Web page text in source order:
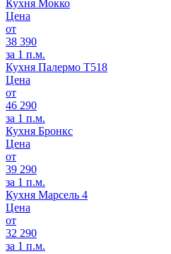
Кухня Мокко
Цена
от
38 390
за 1 п.м.
Кухня Палермо Т518
Цена
от
46 290
за 1 п.м.
Кухня Бронкс
Цена
от
39 290
за 1 п.м.
Кухня Марсель 4
Цена
от
32 290
за 1 п.м.